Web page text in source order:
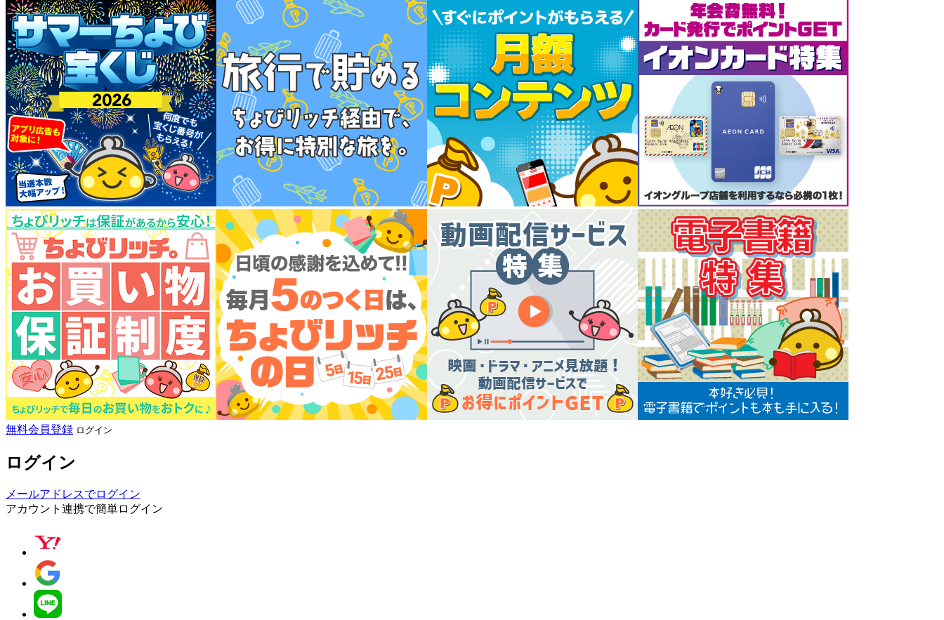
無料会員登録 ログイン
ログイン
メールアドレスでログイン
アカウント連携で簡単ログイン